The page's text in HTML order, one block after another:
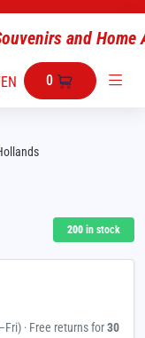
EN 0
200 in stock
· Free returns for30